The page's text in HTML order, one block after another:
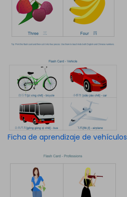
Ficha de aprendizaje de vehículos